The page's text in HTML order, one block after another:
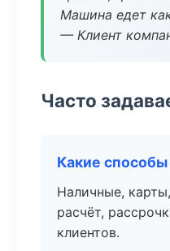
Машина едет
— Клиент
Часто
Какие
Наличные,
расчёт,
клиентов.